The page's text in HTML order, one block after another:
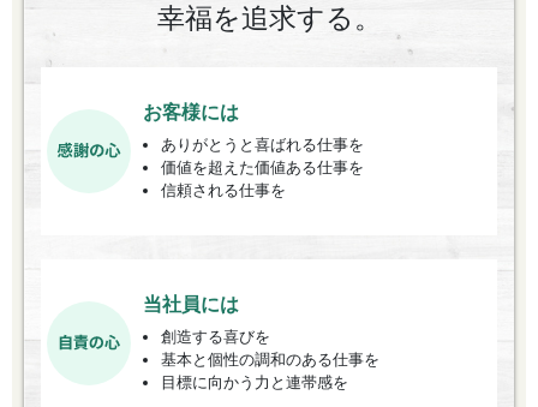
幸福を追求する。
お客様には
ありがとうと喜ばれる仕事を
価値を超えた価値ある仕事を
信頼される仕事を
当社員には
創造する喜びを
基本と個性の調和のある仕事を
目標に向かう力と連帯感を